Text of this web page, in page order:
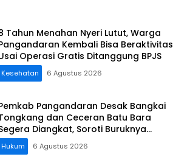
Tahun Menahan Nyeri Lutut, Warga
Kembali Bisa Beraktivitas
Operasi Gratis Ditanggung BPJS
Kesehatan 6 Agustus 2026
Pangandaran Desak Bangkai
dan Ceceran Batu Bara
Diangkat, Soroti Buruknya
Perusahaan
Hukum 6 Agustus 2026